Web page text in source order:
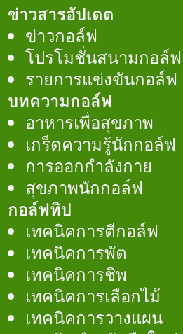
ข่าวสารอัปเดต
ข่าวกอล์ฟ
โปรโมชั่นสนามกอล์ฟ
รายการแข่งขันกอล์ฟ
บทความกอล์ฟ
อาหารเพื่อสุขภาพ
เกร็ดความรู้นักกอล์ฟ
การออกกำลังกาย
สุขภาพนักกอล์ฟ
กอล์ฟทิป
เทคนิคการตีกอล์ฟ
เทคนิคการพัต
เทคนิคการชิพ
เทคนิคการเลือกไม้
เทคนิคการวางแผน